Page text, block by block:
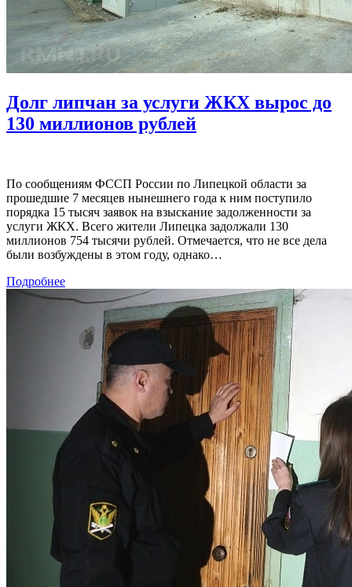
Долг липчан за услуги ЖКХ вырос до
130 миллионов рублей
По сообщениям ФССП России по Липецкой области за
прошедшие 7 месяцев нынешнего года к ним поступило
порядка 15 тысяч заявок на взыскание задолженности за
услуги ЖКХ. Всего жители Липецка задолжали 130
миллионов 754 тысячи рублей. Отмечается, что не все дела
были возбуждены в этом году, однако…
Подробнее